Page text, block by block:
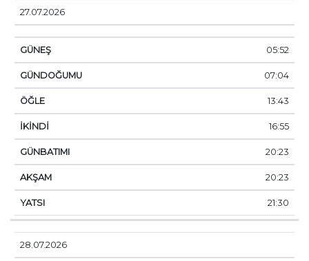
27.07.2026
05:52
07:04
13:43
16:55
20:23
20:23
21:30
28.07.2026